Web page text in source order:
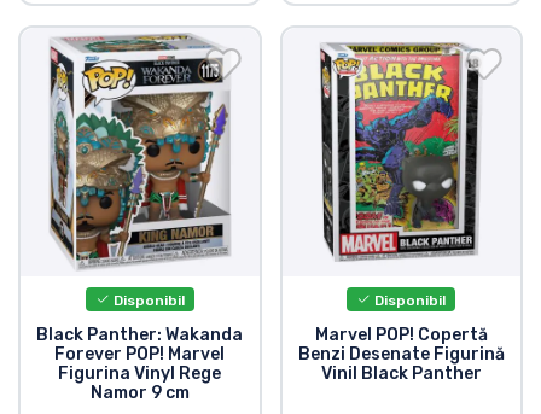
Disponibil
Black Panther: Wakanda
Forever POP! Marvel
Figurina Vinyl Rege
Namor 9 cm
Disponibil
Marvel POP! Copertă
Benzi Desenate Figurină
Vinil Black Panther
Sortare după sport
Sortare după muzică
Tipuri de produse
Mărci